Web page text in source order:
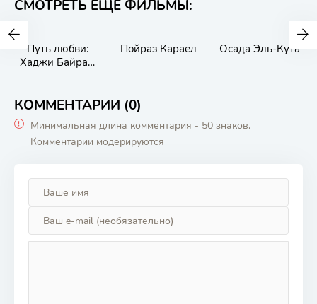
СМОТРЕТЬ ЕЩЁ ФИЛЬМЫ:
Путь любви:
Хаджи Байрам
Пойраз Караел Осада Эль-Кута
КОММЕНТАРИИ (0)
Минимальная длина комментария - 50 знаков.
Комментарии модерируются